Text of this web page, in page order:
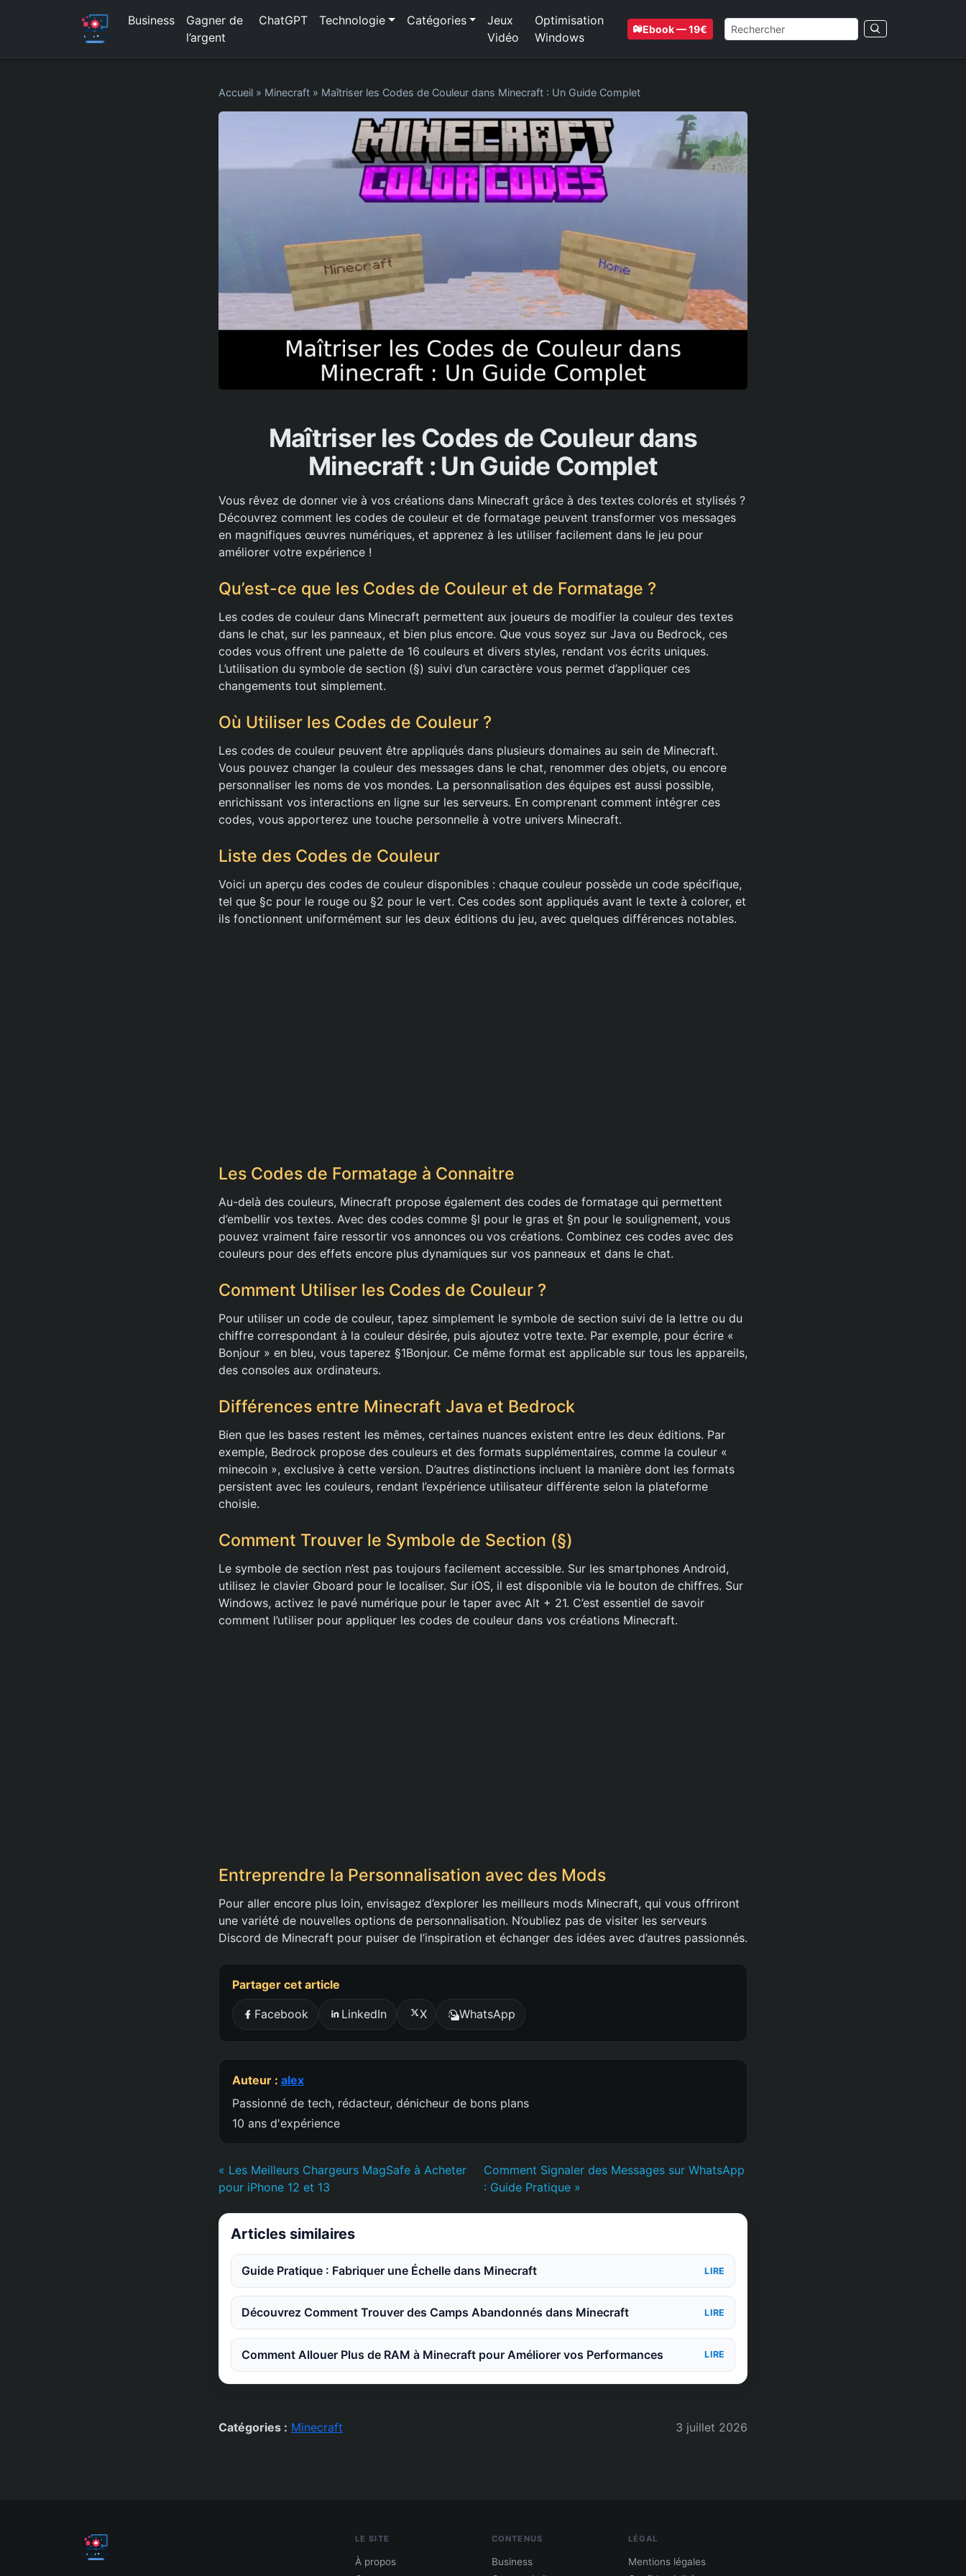
Business
Gagner de
l’argent
ChatGPT Technologie Catégories
Jeux
Vidéo
Optimisation
Windows
Ebook — 19€
Accueil » Minecraft » Maîtriser les Codes de Couleur dans Minecraft : Un Guide Complet
Maîtriser les Codes de Couleur dans
Minecraft : Un Guide Complet
Vous rêvez de donner vie à vos créations dans Minecraft grâce à des textes colorés et stylisés ?
Découvrez comment les codes de couleur et de formatage peuvent transformer vos messages
en magnifiques œuvres numériques, et apprenez à les utiliser facilement dans le jeu pour
améliorer votre expérience !
Qu’est-ce que les Codes de Couleur et de Formatage ?
Les codes de couleur dans Minecraft permettent aux joueurs de modifier la couleur des textes
dans le chat, sur les panneaux, et bien plus encore. Que vous soyez sur Java ou Bedrock, ces
codes vous offrent une palette de 16 couleurs et divers styles, rendant vos écrits uniques.
L’utilisation du symbole de section (§) suivi d’un caractère vous permet d’appliquer ces
changements tout simplement.
Où Utiliser les Codes de Couleur ?
Les codes de couleur peuvent être appliqués dans plusieurs domaines au sein de Minecraft.
Vous pouvez changer la couleur des messages dans le chat, renommer des objets, ou encore
personnaliser les noms de vos mondes. La personnalisation des équipes est aussi possible,
enrichissant vos interactions en ligne sur les serveurs. En comprenant comment intégrer ces
codes, vous apporterez une touche personnelle à votre univers Minecraft.
Liste des Codes de Couleur
Voici un aperçu des codes de couleur disponibles : chaque couleur possède un code spécifique,
tel que §c pour le rouge ou §2 pour le vert. Ces codes sont appliqués avant le texte à colorer, et
ils fonctionnent uniformément sur les deux éditions du jeu, avec quelques différences notables.
Les Codes de Formatage à Connaitre
Au-delà des couleurs, Minecraft propose également des codes de formatage qui permettent
d’embellir vos textes. Avec des codes comme §l pour le gras et §n pour le soulignement, vous
pouvez vraiment faire ressortir vos annonces ou vos créations. Combinez ces codes avec des
couleurs pour des effets encore plus dynamiques sur vos panneaux et dans le chat.
Comment Utiliser les Codes de Couleur ?
Pour utiliser un code de couleur, tapez simplement le symbole de section suivi de la lettre ou du
chiffre correspondant à la couleur désirée, puis ajoutez votre texte. Par exemple, pour écrire «
Bonjour » en bleu, vous taperez §1Bonjour. Ce même format est applicable sur tous les appareils,
des consoles aux ordinateurs.
Différences entre Minecraft Java et Bedrock
Bien que les bases restent les mêmes, certaines nuances existent entre les deux éditions. Par
exemple, Bedrock propose des couleurs et des formats supplémentaires, comme la couleur «
minecoin », exclusive à cette version. D’autres distinctions incluent la manière dont les formats
persistent avec les couleurs, rendant l’expérience utilisateur différente selon la plateforme
choisie.
Comment Trouver le Symbole de Section (§)
Le symbole de section n’est pas toujours facilement accessible. Sur les smartphones Android,
utilisez le clavier Gboard pour le localiser. Sur iOS, il est disponible via le bouton de chiffres. Sur
Windows, activez le pavé numérique pour le taper avec Alt + 21. C’est essentiel de savoir
comment l’utiliser pour appliquer les codes de couleur dans vos créations Minecraft.
Entreprendre la Personnalisation avec des Mods
Pour aller encore plus loin, envisagez d’explorer les meilleurs mods Minecraft, qui vous offriront
une variété de nouvelles options de personnalisation. N’oubliez pas de visiter les serveurs
Discord de Minecraft pour puiser de l’inspiration et échanger des idées avec d’autres passionnés.
Partager cet article
Facebook LinkedIn X WhatsApp
Auteur : alex
Passionné de tech, rédacteur, dénicheur de bons plans
10 ans d'expérience
« Les Meilleurs Chargeurs MagSafe à Acheter
pour iPhone 12 et 13
Comment Signaler des Messages sur WhatsApp
: Guide Pratique »
Articles similaires
Guide Pratique : Fabriquer une Échelle dans Minecraft LIRE
Découvrez Comment Trouver des Camps Abandonnés dans Minecraft LIRE
Comment Allouer Plus de RAM à Minecraft pour Améliorer vos Performances LIRE
Catégories : Minecraft 3 juillet 2026
LE SITE
À propos
CONTENUS
Business
LÉGAL
Mentions légales